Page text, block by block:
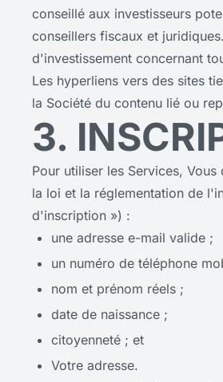
conseillé aux investisseurs
conseillers fiscaux et
d'investissement concernant
Les hyperliens vers des sites
la Société du contenu lié ou
3.
Pour utiliser les Services,
la loi et la réglementation de
d'inscription ») :
une adresse e-mail valide ;
un numéro de téléphone
nom et prénom réels ;
date de naissance ;
citoyenneté ; et
Votre adresse.